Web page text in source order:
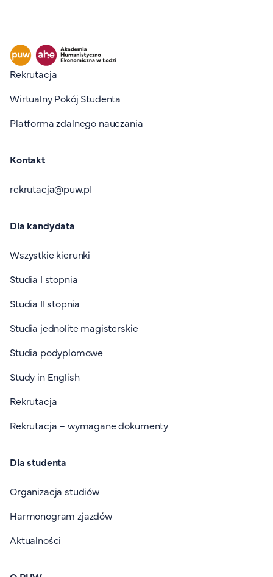
Stopka I
Rekrutacja
Wirtualny Pokój Studenta
Platforma zdalnego nauczania
Kontakt
rekrutacja@puw.pl
Dla kandydata
Wszystkie kierunki
Studia I stopnia
Studia II stopnia
Studia jednolite magisterskie
Studia podyplomowe
Study in English
Rekrutacja
Rekrutacja – wymagane dokumenty
Dla studenta
Organizacja studiów
Harmonogram zjazdów
Aktualności